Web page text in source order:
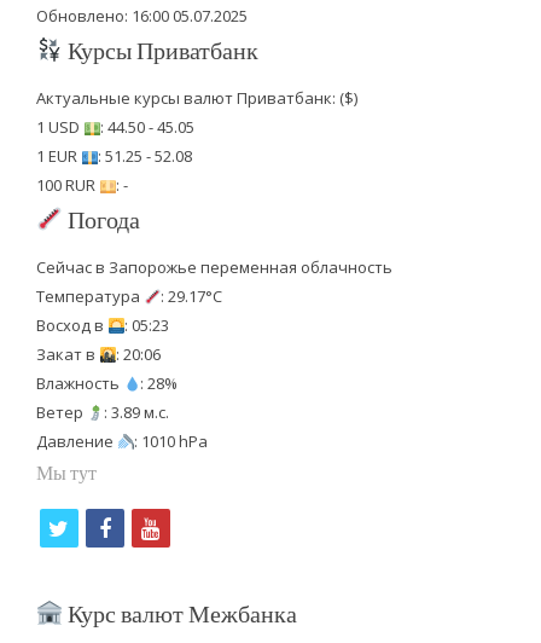
Обновлено: 16:00 05.07.2025
Курсы Приватбанк
Актуальные курсы валют Приватбанк: ($)
1 USD
: 44.50 - 45.05
1 EUR
: 51.25 - 52.08
100 RUR
: -
Погода
Сейчас в Запорожье переменная облачность
Температура
: 29.17°C
Восход в
: 05:23
Закат в
: 20:06
Влажность
: 28%
Ветер
: 3.89 м.с.
Давление
: 1010 hPa
Мы тут
i
f
c
y
u
Курс валют Межбанка